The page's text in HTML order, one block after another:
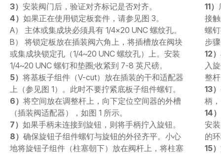
3） 安装阀门后，验证对齐标记是否对齐。
4） 如果正在使用锁定板套件，请参见图 3。
A） 主体或集成块必须具有 1/4×20 UNC 螺纹孔。
B） 将锁定板放在插装阀六角上，将插槽放在阀块
或集成块锁定孔（1/4~20 UNC 螺纹孔）上。安装
1/4~20 UNC 螺钉和垫圈;收紧到 7-8 英尺磅。
5） 将基板子组件（V-cut）放在插装的干和适配器
上（参见图 1）。此时不要拧紧底板子组件螺钉。
6） 将空间放在调整杆上，向下定位空间器的外槽
（插装阀适配器），如图 1 所示。
7） 如果手柄未连接到旋钮，则将手柄拧入旋钮。
8） 确保旋钮子组件螺钉与旋钮的外径齐平。小心
地将旋钮子组件（柱塞朝下）放在阀杆上，将柱塞
11）
接
螺
步
12）
入
整
13）
柄
14）
安
的
15）